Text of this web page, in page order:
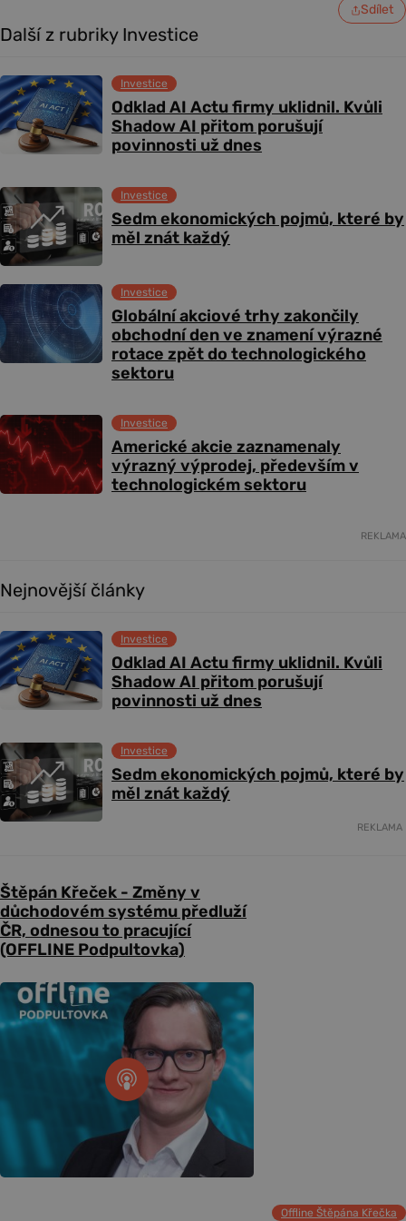
Sdílet
Další z rubriky Investice
Odklad AI Actu firmy uklidnil. Kvůli
Shadow AI přitom porušují
povinnosti už dnes
Investice
Sedm ekonomických pojmů, které by
měl znát každý
Investice
Globální akciové trhy zakončily
obchodní den ve znamení výrazné
rotace zpět do technologického
sektoru
Investice
Americké akcie zaznamenaly
výrazný výprodej, především v
technologickém sektoru
Investice
REKLAMA
Nejnovější články
Odklad AI Actu firmy uklidnil. Kvůli
Shadow AI přitom porušují
povinnosti už dnes
Investice
Sedm ekonomických pojmů, které by
měl znát každý
Investice
REKLAMA
Štěpán Křeček - Změny v
důchodovém systému předluží
ČR, odnesou to pracující
(OFFLINE Podpultovka)
Offline Štěpána Křečka